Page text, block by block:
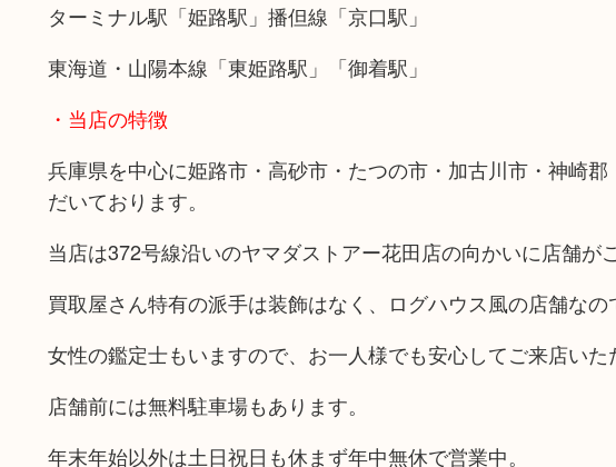
ターミナル駅「姫路駅」播但線「京口駅」
東海道・山陽本線「東姫路駅」「御着駅」
・当店の特徴
兵庫県を中心に姫路市・高砂市・たつの市・加古川市・神崎
だいております。
当店は372号線沿いのヤマダストアー花田店の向かいに店舗が
買取屋さん特有の派手は装飾はなく、ログハウス風の店舗なの
女性の鑑定士もいますので、お一人様でも安心してご来店いた
店舗前には無料駐車場もあります。
年末年始以外は土日祝日も休まず年中無休で営業中。